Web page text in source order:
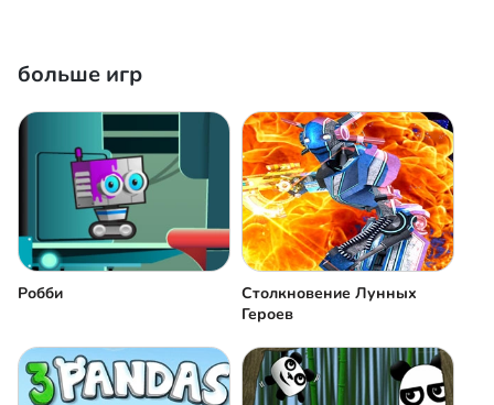
больше игр
Робби
Столкновение Лунных
Героев